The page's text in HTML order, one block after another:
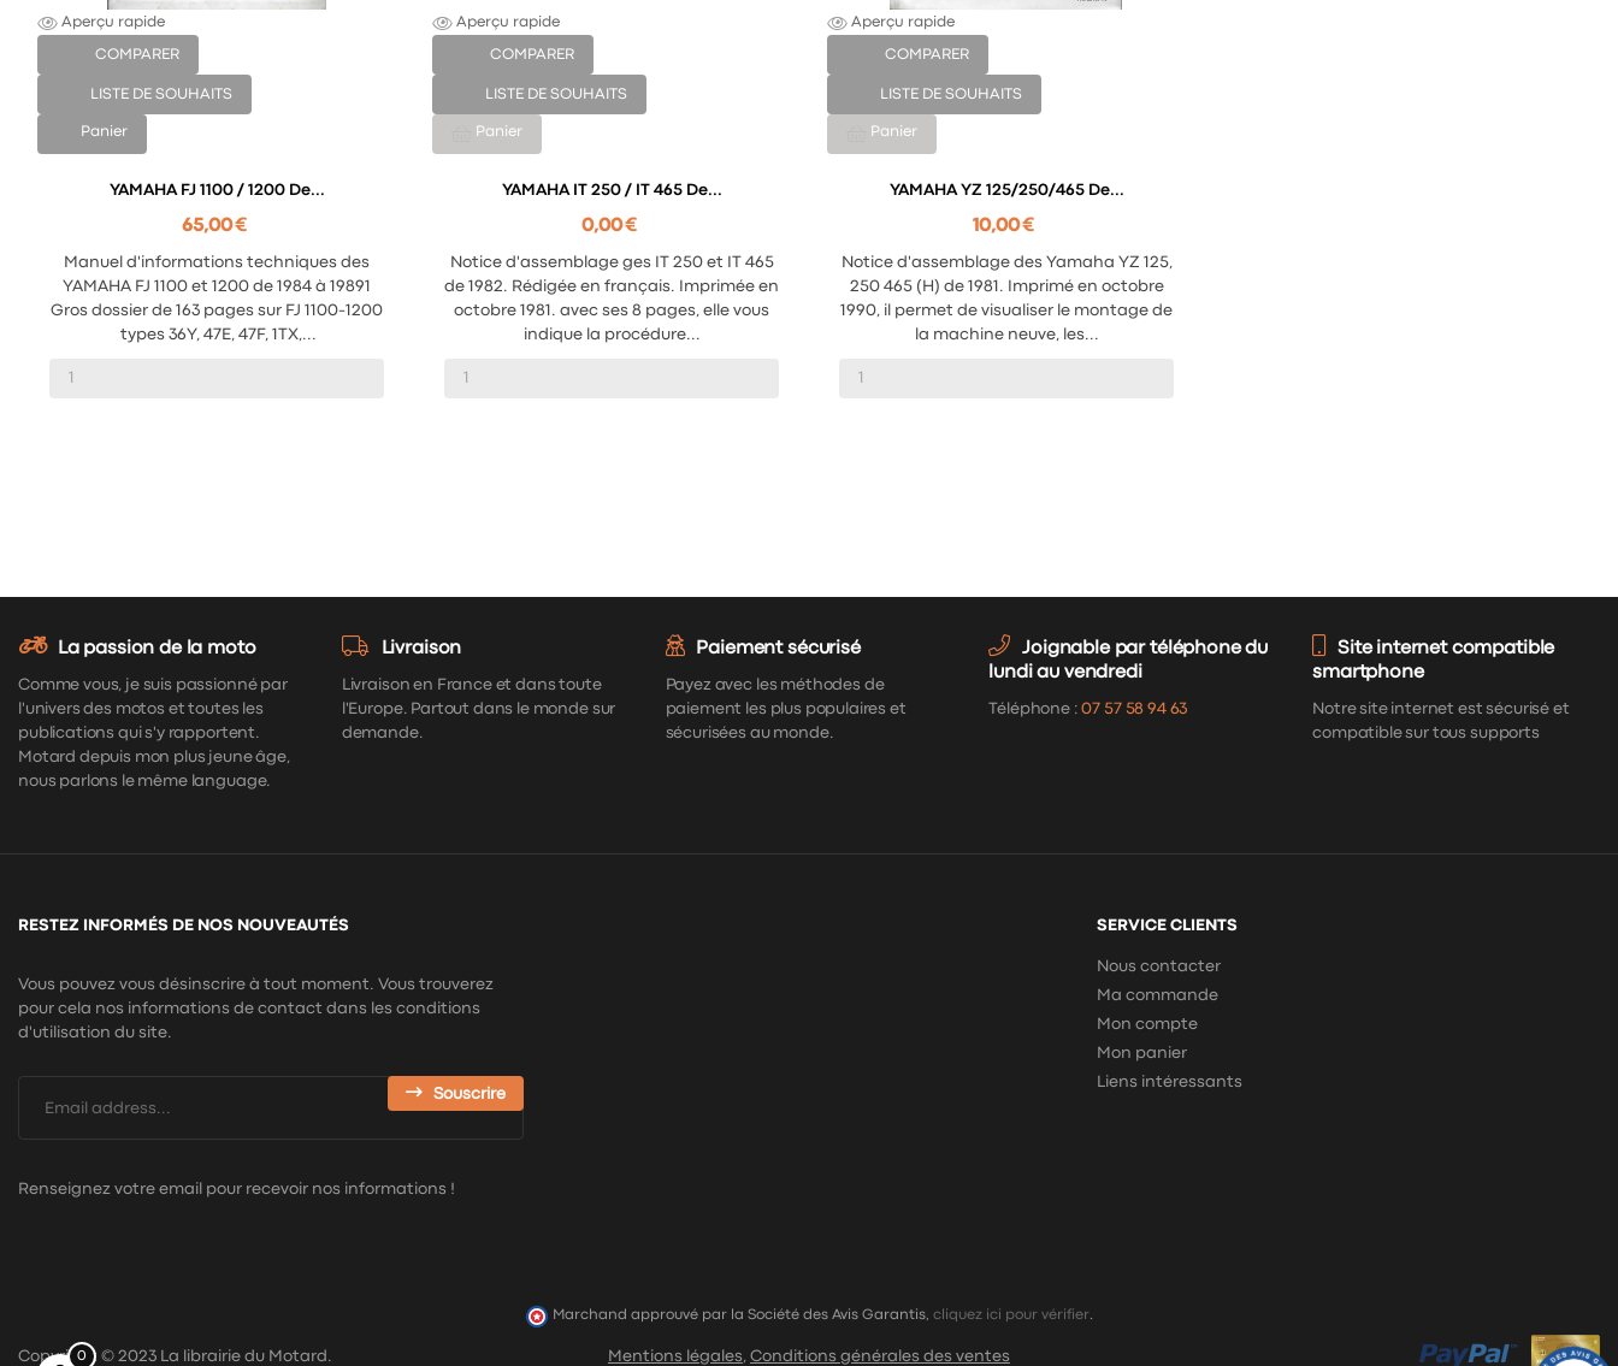
Aperçu rapide
COMPARER
LISTE DE SOUHAITS
Panier
YAMAHA FJ 1100 / 1200 De...
65,00 €
Manuel d'informations techniques des
YAMAHA FJ 1100 et 1200 de 1984 à 19891
Gros dossier de 163 pages sur FJ 1100-1200
types 36Y, 47E, 47F, 1TX,...
Aperçu rapide
COMPARER
LISTE DE SOUHAITS
Panier
YAMAHA IT 250 / IT 465 De...
0,00 €
Notice d'assemblage ges IT 250 et IT 465
de 1982. Rédigée en français. Imprimée en
octobre 1981. avec ses 8 pages, elle vous
indique la procédure...
Aperçu rapide
COMPARER
LISTE DE SOUHAITS
Panier
YAMAHA YZ 125/250/465 De...
10,00 €
Notice d'assemblage des Yamaha YZ 125,
250 465 (H) de 1981. Imprimé en octobre
1990, il permet de visualiser le montage de
la machine neuve, les...
La passion de la moto
Comme vous, je suis passionné par
l'univers des motos et toutes les
publications qui s'y rapportent.
Motard depuis mon plus jeune âge,
nous parlons le même language.
Livraison
Livraison en France et dans toute
l'Europe. Partout dans le monde sur
demande.
Paiement sécurisé
Payez avec les méthodes de
paiement les plus populaires et
sécurisées au monde.
Joignable par téléphone du
lundi au vendredi
Téléphone :07 57 58 94 63
Site internet compatible
smartphone
Notre site internet est sécurisé et
compatible sur tous supports
RESTEZ INFORMÉS DE NOS NOUVEAUTÉS
Vous pouvez vous désinscrire à tout moment. Vous trouverez
pour cela nos informations de contact dans les conditions
d'utilisation du site.
Souscrire
Renseignez votre email pour recevoir nos informations !
SERVICE CLIENTS
Nous contacter
Ma commande
Mon compte
Mon panier
Liens intéressants
Marchand approuvé par la Société des Avis Garantis, cliquez ici pour vérifier.
Copyright © 2023 La librairie du Motard. Mentions légales Conditions générales des ventes
0